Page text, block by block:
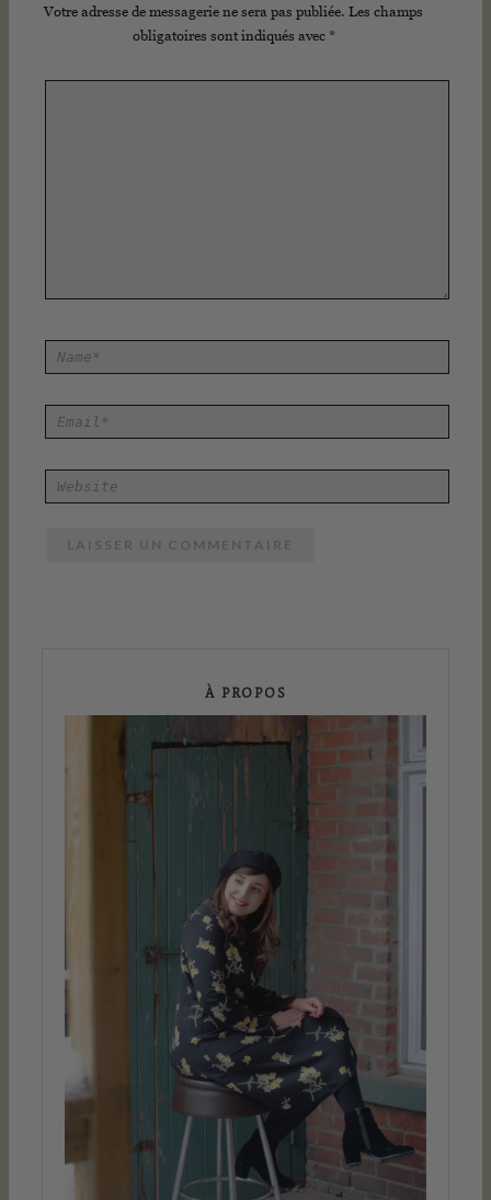
Votre adresse de messagerie ne sera pas publiée.Les champs
obligatoires sont indiqués avec*
À PROPOS